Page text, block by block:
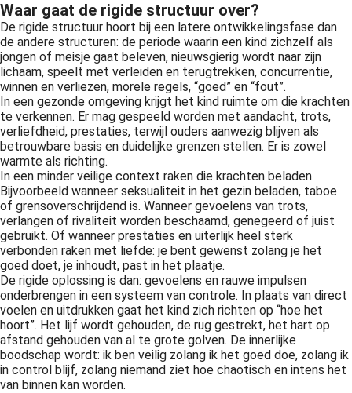
Waar gaat de rigide structuur over?
De rigide structuur hoort bij een latere ontwikkelingsfase dan
de andere structuren: de periode waarin een kind zichzelf als
jongen of meisje gaat beleven, nieuwsgierig wordt naar zijn
lichaam, speelt met verleiden en terugtrekken, concurrentie,
winnen en verliezen, morele regels, “goed” en “fout”.
In een gezonde omgeving krijgt het kind ruimte om die krachten
te verkennen. Er mag gespeeld worden met aandacht, trots,
verliefdheid, prestaties, terwijl ouders aanwezig blijven als
betrouwbare basis en duidelijke grenzen stellen. Er is zowel
warmte als richting.
In een minder veilige context raken die krachten beladen.
Bijvoorbeeld wanneer seksualiteit in het gezin beladen, taboe
of grensoverschrijdend is. Wanneer gevoelens van trots,
verlangen of rivaliteit worden beschaamd, genegeerd of juist
gebruikt. Of wanneer prestaties en uiterlijk heel sterk
verbonden raken met liefde: je bent gewenst zolang je het
goed doet, je inhoudt, past in het plaatje.
De rigide oplossing is dan: gevoelens en rauwe impulsen
onderbrengen in een systeem van controle. In plaats van direct
voelen en uitdrukken gaat het kind zich richten op “hoe het
hoort”. Het lijf wordt gehouden, de rug gestrekt, het hart op
afstand gehouden van al te grote golven. De innerlijke
boodschap wordt: ik ben veilig zolang ik het goed doe, zolang ik
in control blijf, zolang niemand ziet hoe chaotisch en intens het
van binnen kan worden.